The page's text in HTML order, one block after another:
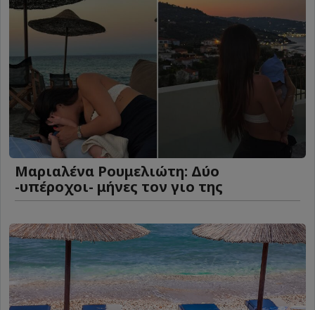
Μαριαλένα Ρουμελιώτη: Δύο
-υπέροχοι- μήνες τον γιο της